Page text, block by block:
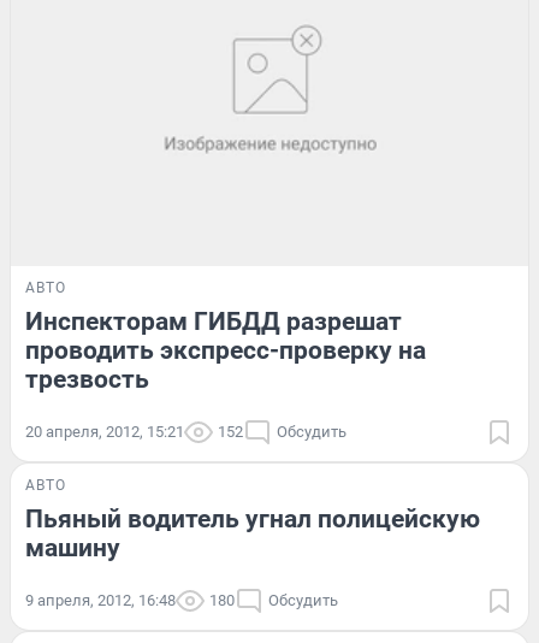
АВТО
Инспекторам ГИБДД разрешат
проводить экспресс-проверку на
трезвость
20 апреля, 2012, 15:21 152 Обсудить
АВТО
Пьяный водитель угнал полицейскую
машину
9 апреля, 2012, 16:48 180 Обсудить